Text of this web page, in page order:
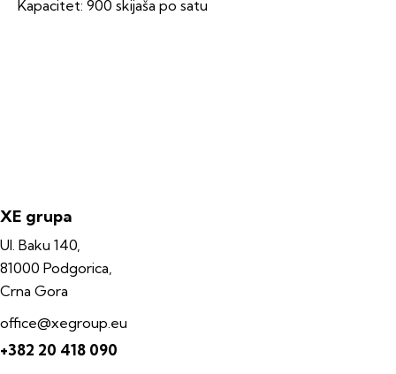
Kapacitet: 900 skijaša po satu
XE grupa
Ul. Baku 140,
81000 Podgorica,
Crna Gora
office@xegroup.eu
+382 20 418 090